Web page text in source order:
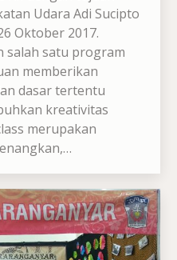
Udara Adi Sucipto
Oktober 2017.
salah satu program
memberikan
dasar tertentu
kreativitas
merupakan